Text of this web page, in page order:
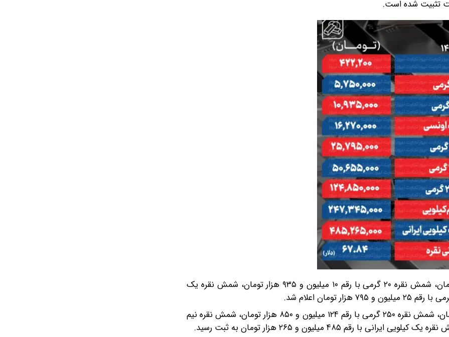
قیمت شمش نقره ۱۰ گرمی با رقم پنج میلیون و ۷۵۰ هزار تومان، شمش نقره ۲۰ گرمی با رقم ۱۰ میلیون و ۹۳۵ هزار تومان، شمش نقره یک
شمش نقره ۱۰۰ گرمی با رقم ۵۰ میلیون و ۶۵۵ هزار تومان تومان، شمش نقره ۲۵۰ گرمی با رقم ۱۲۴ میلیون و ۸۵۰ هزار تومان، شمش نقره نیم